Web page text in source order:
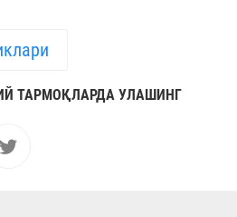
ТАРМОҚЛАРДА УЛАШИНГ